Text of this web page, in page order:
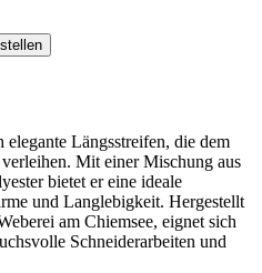
Längsstreifen, die dem
Mit einer Mischung aus
bietet er eine ideale
und Langlebigkeit. Hergestellt
am Chiemsee, eignet sich
Schneiderarbeiten und